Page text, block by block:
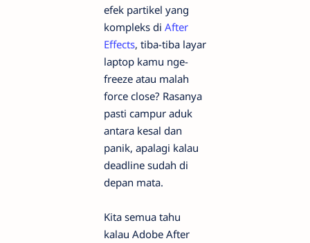
efek partikel yang
kompleks di After
Effects, tiba-tiba layar
laptop kamu nge-
freeze atau malah
force close? Rasanya
pasti campur aduk
antara kesal dan
panik, apalagi kalau
deadline sudah di
depan mata.
Kita semua tahu
kalau Adobe After